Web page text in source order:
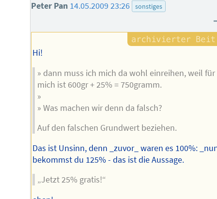
Peter Pan 14.05.2009 23:26 sonstiges
Hi!
» dann muss ich mich da wohl einreihen, weil für
mich ist 600gr + 25% = 750gramm.
»
» Was machen wir denn da falsch?
Auf den falschen Grundwert beziehen.
Das ist Unsinn, denn _zuvor_ waren es 100%:
bekommst du 125% - das ist die Aussage.
„Jetzt 25% gratis!“